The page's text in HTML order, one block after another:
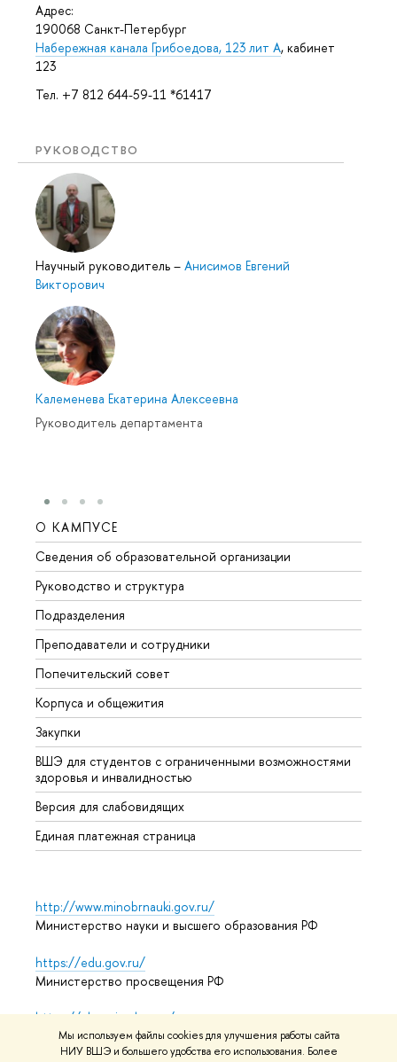
Мы используем файлы cookies для улучшения работы сайта
НИУ ВШЭ и большего удобства его использования. Более
Адрес:
190068 Санкт-Петербург
Набережная канала Грибоедова, 123 лит А, кабинет
123
Тел. +7 812 644-59-11 *61417
РУКОВОДСТВО
Научный руководитель – Анисимов Евгений
Викторович
Калеменева Екатерина Алексеевна
Руководитель департамента
О КАМПУСЕ
Сведения об образовательной организации
Руководство и структура
Подразделения
Преподаватели и сотрудники
Попечительский совет
Корпуса и общежития
Закупки
ВШЭ для студентов с ограниченными возможностями
здоровья и инвалидностью
Версия для слабовидящих
Единая платежная страница
http://www.minobrnauki.gov.ru/
Министерство науки и высшего образования РФ
https://edu.gov.ru/
Министерство просвещения РФ
https://elearning.hse.ru/mooc
Массовые открытые онлайн-курсы